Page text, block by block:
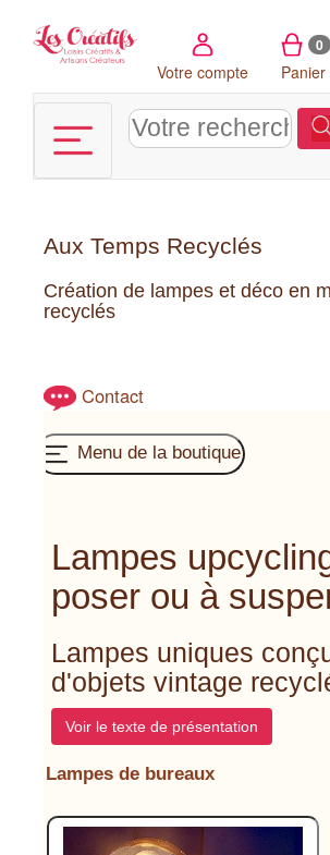
Votre compte
0
Panier
Aux Temps Recyclés
Création de lampes et déco en
recyclés
Contact
Menu de la boutique
Lampes
poser ou à
Lampes uniques
d'objets vintage
Voir le texte de présentation
Lampes de bureaux